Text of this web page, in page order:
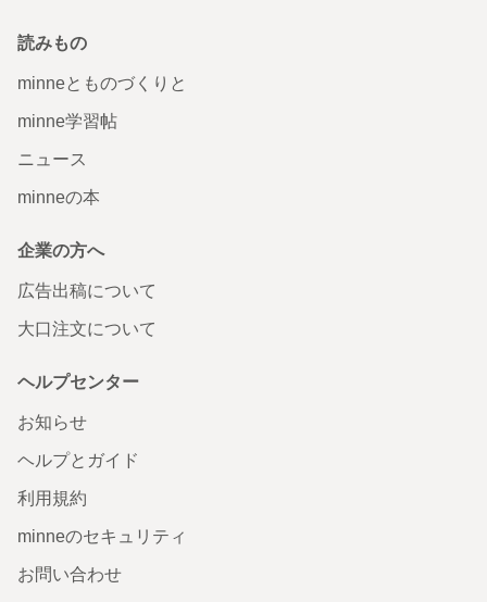
読みもの
minneとものづくりと
minne学習帖
ニュース
minneの本
企業の方へ
広告出稿について
大口注文について
ヘルプセンター
お知らせ
ヘルプとガイド
利用規約
minneのセキュリティ
お問い合わせ